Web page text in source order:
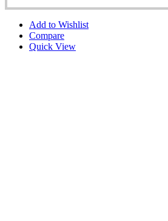
Add to Wishlist
Compare
Quick View